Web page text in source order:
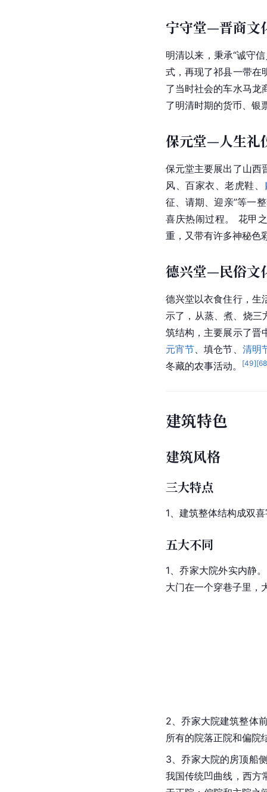
宁守堂—晋商文
明清以来，秉承“诚守
式，再现了祁县一带在
了当时社会的车水马龙
了明清时期的货币、银
保元堂—人生礼
保元堂主要展出了山西
风、百家衣 、老虎鞋、
征、请期、迎亲”等一
喜庆热闹过程。 花甲
重，又带有许多神秘色
德兴堂—民俗文
德兴堂以衣食住行，生
示了，从蒸、煮、烧三
筑结构 ，主要展示了晋
元宵节、填仓节、 清明
冬藏的农事活动。
[49][68
建筑特色
建筑风格
三大特点
1、建筑整体结构成双
五大不同
1、乔家大院外实内静
大门在一个穿巷子里，
2、乔家大院建筑整体
所有的院落正院和偏院
3、乔家大院的房顶船
我国传统凹曲线，西方